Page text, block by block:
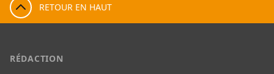
RETOUR EN HAUT
RÉDACTION